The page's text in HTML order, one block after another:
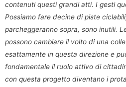
contenuti questi grandi atti. I gesti
Possiamo fare decine di piste
parcheggeranno sopra, sono inutili.
possono cambiare il volto di una
esattamente in questa direzione e
fondamentale il ruolo attivo di
con questa progetto diventano i